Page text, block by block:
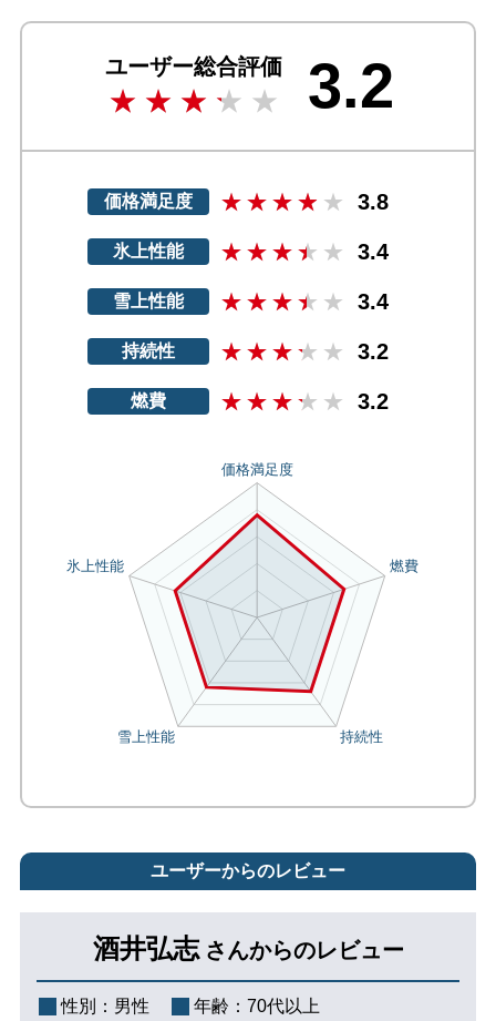
ユーザー総合評価 3.2
価格満足度 3.8
氷上性能 3.4
雪上性能 3.4
持続性 3.2
燃費 3.2
ユーザーからのレビュー
酒井弘志 さんからのレビュー
性別： 男性 年齢： 70代以上